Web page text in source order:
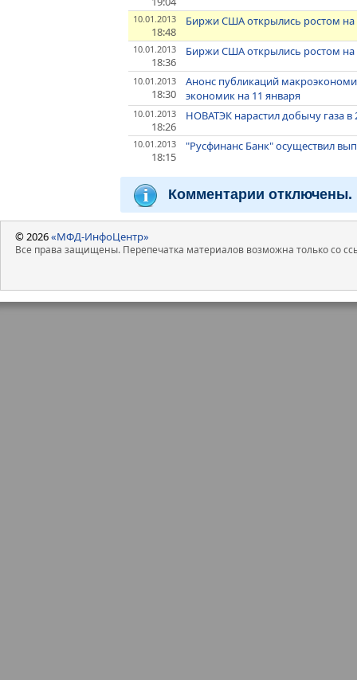
10.01.2013
18:48
Биржи США открылись ростом на
10.01.2013
18:36
Биржи США открылись ростом на
10.01.2013
18:30
Анонс публикаций
экономик на 11 января
10.01.2013
18:26
НОВАТЭК нарастил добычу газа в
10.01.2013
18:15
"Русфинанс Банк" осуществил
Комментарии отключены.
© 2026«МФД-ИнфоЦентр»
Все права защищены. Перепечатка материалов возможна только со